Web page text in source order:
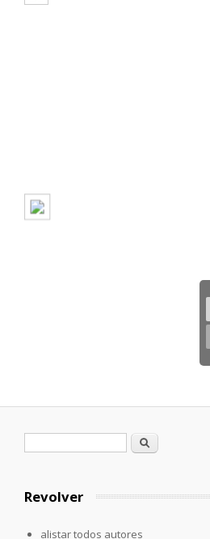
Formulario de búsqueda
Buscar
Revolver
alistar todos autores